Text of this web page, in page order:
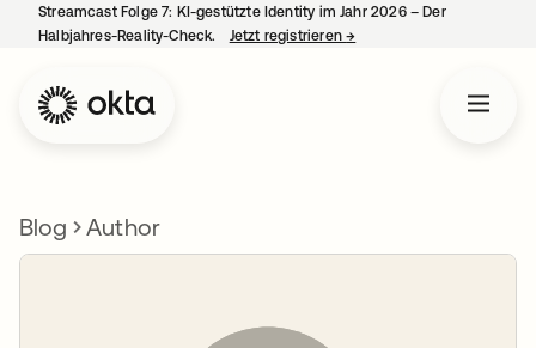
Streamcast Folge 7: KI-gestützte Identity im Jahr 2026 – Der
Halbjahres-Reality-Check.
Jetzt registrieren→
Blog Author